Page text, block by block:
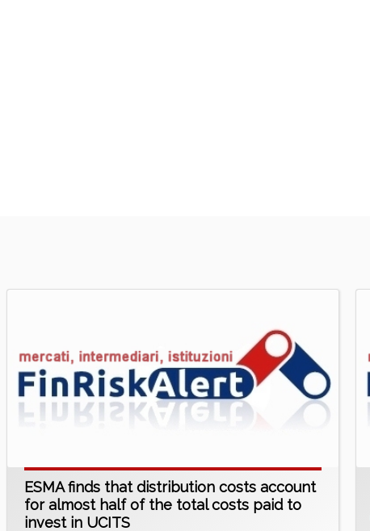
ESMA finds that distribution costs account
for almost half of the total costs paid to
invest in UCITS